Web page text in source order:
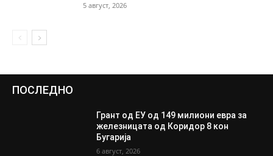
5 август, 2026
ПОСЛЕДНО
Грант од ЕУ од 149 милиони евра за
железницата од Коридор 8 кон
Бугарија
6 август, 2026